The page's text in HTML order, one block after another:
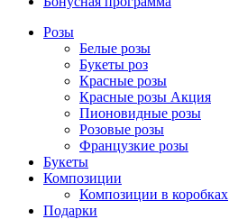
Розы
Белые розы
Букеты роз
Красные розы
Красные розы Акция
Пионовидные розы
Розовые розы
Французкие розы
Букеты
Композиции
Композиции в коробках
Подарки